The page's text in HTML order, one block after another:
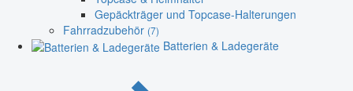
Gepäckträger und Topcase-Halterungen
Fahrradzubehör (7)
Batterien & Ladegeräte